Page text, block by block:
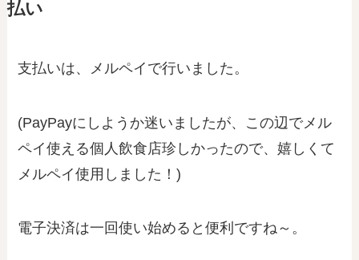
払い
支払いは、メルペイで行いました。
(PayPayにしようか迷いましたが、この辺でメル
ペイ使える個人飲食店珍しかったので、嬉しくて
メルペイ使用しました！)
電子決済は一回使い始めると便利ですね～。